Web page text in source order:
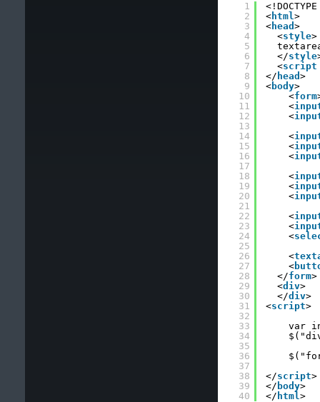
1
2
3
4
5
6
7
8
9
10
11
12
13
14
15
16
17
18
19
20
21
22
23
24
25
26
27
28
29
30
31
32
33
34
35
36
37
38
39
40
< html>
< head >
<style>
</style
<script
</ head >
<body>
<form
<
<
<
<
<
<
<
<
<
<
<
<
<
</form>
<div>
</div>
<script>
var
</script>
</ body>
</ html>